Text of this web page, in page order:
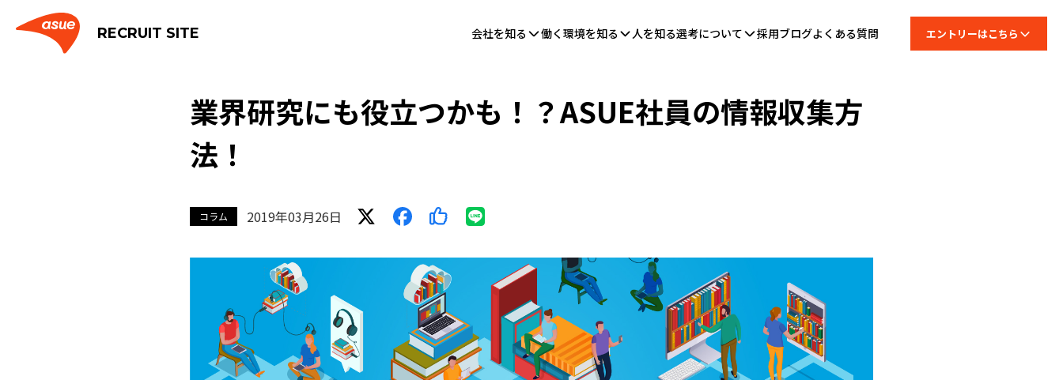
RECRUIT SITE 会社を知る 働く環境を知る 人を知る選考について 採用ブログよくある質問 エントリーはこちら
業界研究にも役立つかも！？ASUE社員の情報収集方
法！
コラム 2019年03月26日